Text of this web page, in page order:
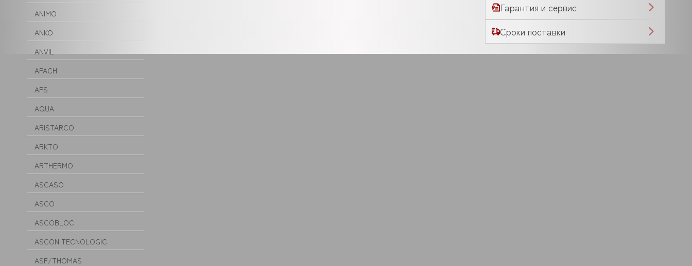
ANIMO
ANKO
ANVIL
APACH
APS
AQUA
ARISTARCO
ARKTO
ARTHERMO
ASCASO
ASCO
ASCOBLOC
ASCON TECNOLOGIC
ASF/THOMAS
Гарантия и сервис
Сроки поставки